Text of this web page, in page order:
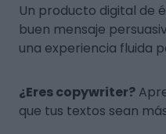
Un producto digital de
buen mensaje
una experiencia fluida
¿Eres copywriter?
que tus textos sean